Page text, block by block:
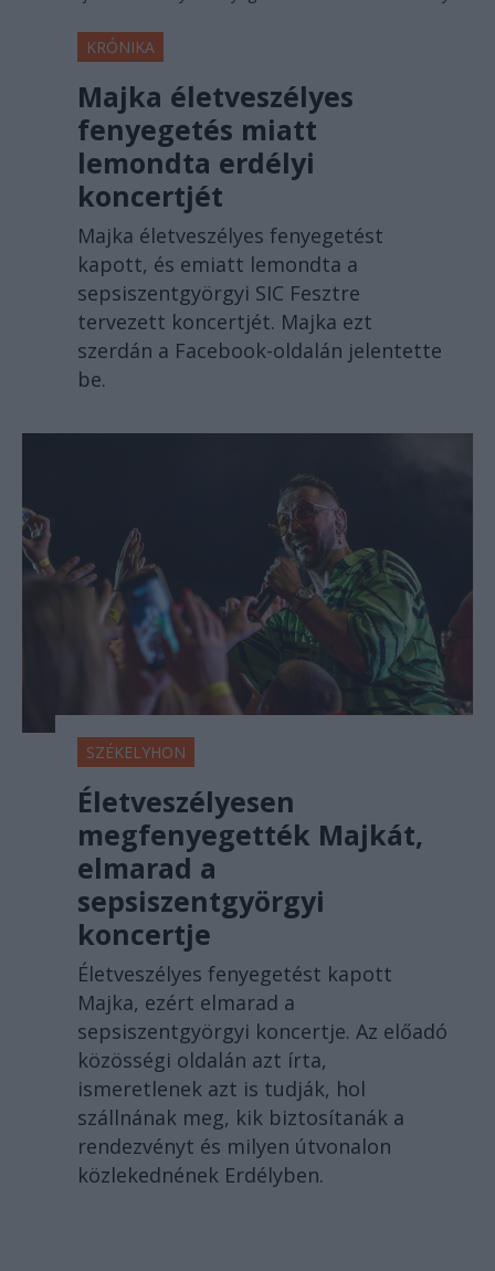
KRÓNIKA
Majka életveszélyes
fenyegetés miatt
lemondta erdélyi
koncertjét
Majka életveszélyes fenyegetést
kapott, és emiatt lemondta a
sepsiszentgyörgyi SIC Fesztre
tervezett koncertjét. Majka ezt
szerdán a Facebook-oldalán jelentette
be.
SZÉKELYHON
Életveszélyesen
megfenyegették Majkát,
elmarad a
sepsiszentgyörgyi
koncertje
Életveszélyes fenyegetést kapott
Majka, ezért elmarad a
sepsiszentgyörgyi koncertje. Az előadó
közösségi oldalán azt írta,
ismeretlenek azt is tudják, hol
szállnának meg, kik biztosítanák a
rendezvényt és milyen útvonalon
közlekednének Erdélyben.